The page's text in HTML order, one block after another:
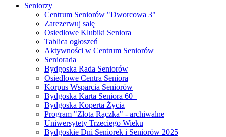
Seniorzy
Centrum Seniorów "Dworcowa 3"
Zarezerwuj salę
Osiedlowe Klubiki Seniora
Tablica ogłoszeń
Aktywności w Centrum Seniorów
Seniorada
Bydgoska Rada Seniorów
Osiedlowe Centra Seniora
Korpus Wsparcia Seniorów
Bydgoska Karta Seniora 60+
Bydgoska Koperta Życia
Program "Złota Rączka" - archiwalne
Uniwersytety Trzeciego Wieku
Bydgoskie Dni Seniorek i Seniorów 2025